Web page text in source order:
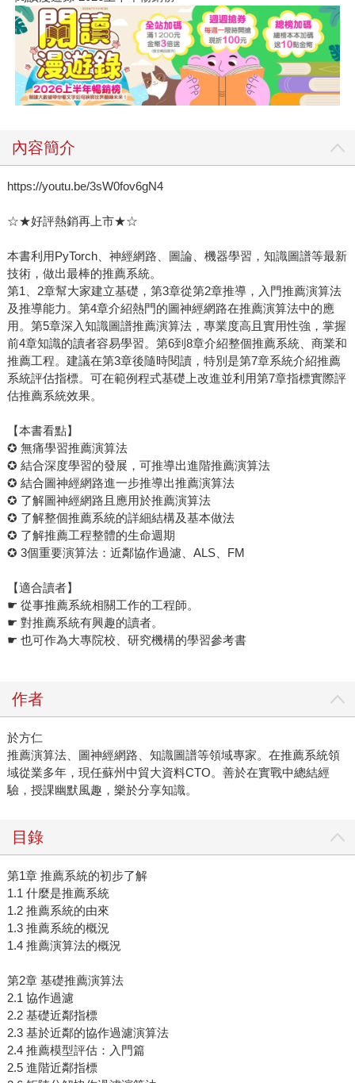
內容簡介
https://youtu.be/3sW0fov6gN4
☆★好評熱銷再上市★☆
本書利用PyTorch、神經網路、圖論、機器學習，知識圖譜等最新
技術，做出最棒的推薦系統。
第1、2章幫大家建立基礎，第3章從第2章推導，入門推薦演算法
及推導能力。第4章介紹熱門的圖神經網路在推薦演算法中的應
用。第5章深入知識圖譜推薦演算法，專業度高且實用性強，掌握
前4章知識的讀者容易學習。第6到8章介紹整個推薦系統、商業和
推薦工程。建議在第3章後隨時閱讀，特別是第7章系統介紹推薦
系統評估指標。可在範例程式基礎上改進並利用第7章指標實際評
估推薦系統效果。
【本書看點】
✪ 無痛學習推薦演算法
✪ 結合深度學習的發展，可推導出進階推薦演算法
✪ 結合圖神經網路進一步推導出推薦演算法
✪ 了解圖神經網路且應用於推薦演算法
✪ 了解整個推薦系統的詳細結構及基本做法
✪ 了解推薦工程整體的生命週期
✪ 3個重要演算法：近鄰協作過濾、ALS、FM
【適合讀者】
☛ 從事推薦系統相關工作的工程師。
☛ 對推薦系統有興趣的讀者。
☛ 也可作為大專院校、研究機構的學習參考書
作者
於方仁
推薦演算法、圖神經網路、知識圖譜等領域專家。在推薦系統領
域從業多年，現任蘇州中貿大資料CTO。善於在實戰中總結經
驗，授課幽默風趣，樂於分享知識。
目錄
第1章 推薦系統的初步了解
1.1 什麼是推薦系統
1.2 推薦系統的由來
1.3 推薦系統的概況
1.4 推薦演算法的概況
第2章 基礎推薦演算法
2.1 協作過濾
2.2 基礎近鄰指標
2.3 基於近鄰的協作過濾演算法
2.4 推薦模型評估：入門篇
2.5 進階近鄰指標